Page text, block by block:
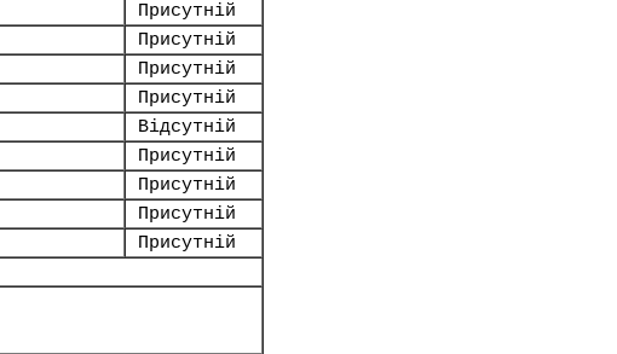
Присутній
Присутній
Присутній
Присутній
Відсутній
Присутній
Присутній
Присутній
Присутній